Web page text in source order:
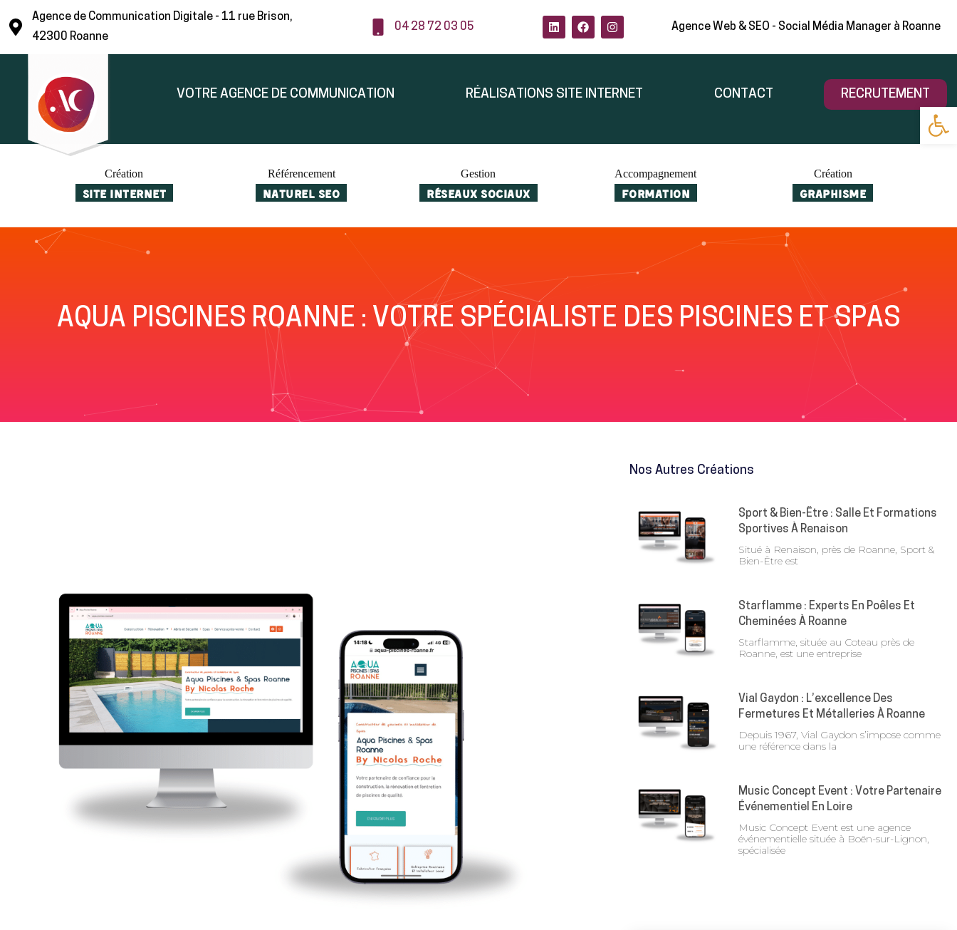
Agence de Communication Digitale - 11 rue Brison,
42300 Roanne
04 28 72 03 05 Agence Web & SEO - Social Média Manager à Roanne
VOTRE AGENCE DE COMMUNICATION RÉALISATIONS SITE INTERNET CONTACT RECRUTEMENT
Création
SITE INTERNET
Référencement
NATUREL SEO
Gestion
RÉSEAUX SOCIAUX
Accompagnement
FORMATION
Création
GRAPHISME
AQUA PISCINES ROANNE : VOTRE SPÉCIALISTE DES PISCINES ET SPAS
Nos Autres Créations
Sport & Bien-Être : Salle Et Formations
Sportives À Renaison
Situé à Renaison, près de Roanne, Sport &
Bien-Être est
Starflamme : Experts En Poêles Et
Cheminées À Roanne
Starflamme, située au Coteau près de
Roanne, est une entreprise
Vial Gaydon : L’excellence Des
Fermetures Et Métalleries À Roanne
Depuis 1967, Vial Gaydon s’impose comme
une référence dans la
Music Concept Event : Votre Partenaire
Événementiel En Loire
Music Concept Event est une agence
événementielle située à Boën-sur-Lignon,
spécialisée